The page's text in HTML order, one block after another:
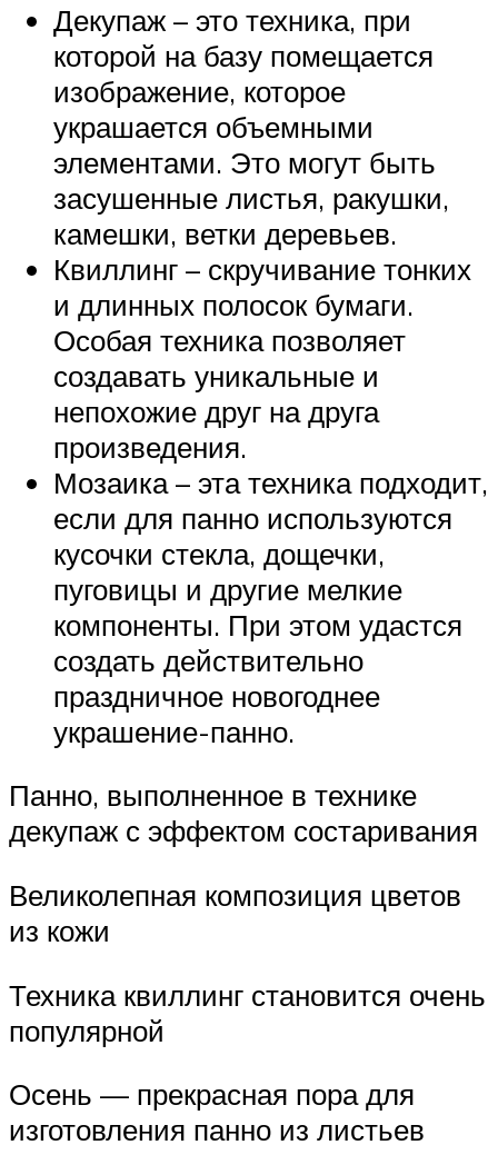
Декупаж – это техника, при
которой на базу помещается
изображение, которое
украшается объемными
элементами. Это могут быть
засушенные листья, ракушки,
камешки, ветки деревьев.
Квиллинг – скручивание тонких
и длинных полосок бумаги.
Особая техника позволяет
создавать уникальные и
непохожие друг на друга
произведения.
Мозаика – эта техника подходит,
если для панно используются
кусочки стекла, дощечки,
пуговицы и другие мелкие
компоненты. При этом удастся
создать действительно
праздничное новогоднее
украшение-панно.
Панно, выполненное в технике
декупаж с эффектом состаривания
Великолепная композиция цветов
из кожи
Техника квиллинг становится очень
популярной
Осень — прекрасная пора для
изготовления панно из листьев